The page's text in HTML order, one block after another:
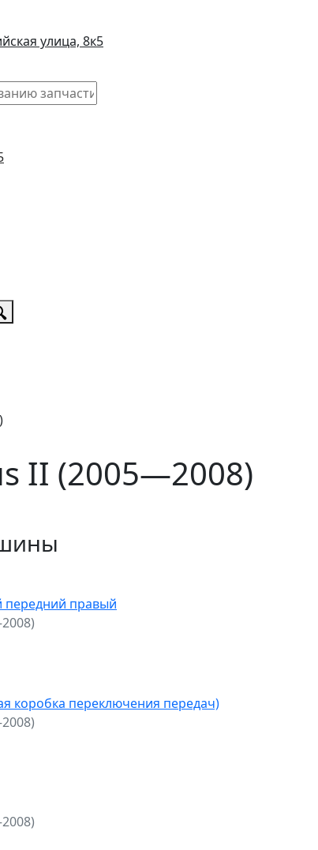
улица, 8к5
II (2005—2008)
передний правый
коробка переключения передач)